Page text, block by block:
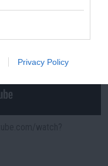
Privacy Policy